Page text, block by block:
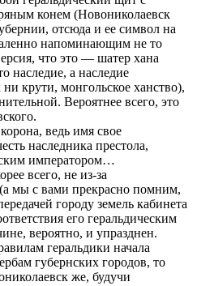
конем (Новониколаевск
отсюда и ее символ на
напоминающим не то
что это — шатер хана
наследие, а наследие
крути, монгольское ханство),
Вероятнее всего, это
ведь имя свое
наследника престола,
императором…
всего, не из-за
мы с вами прекрасно помним,
городу земель кабинета
его геральдическим
вероятно, и упразднен.
геральдики начала
губернских городов, то
же, будучи